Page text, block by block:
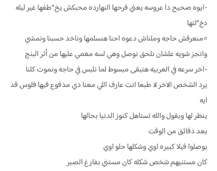
-ايوه صحيح دا عروسه يعني فرحها النهارده محبكش يخ*طفها غير ليله
دخ*لتها
=منعرفش حاجه وملناش دعوه احنا هنسلمها وناخد حسبنا ونمشي
وانجز شويه علشان نلحق نوصل وهي لسه مغمي عليها من أثر البنج
-اخر سرعه في العربيه هتبقى مبسوط لما نلبس في حاجه ونموت كلنا
يرد الشخص الاخر لا طبعا انت عارف اللي معنا دي مدفوع فيها فلوس قد
ايه
ينظر لها ويقول والله تستاهل كنوز الدنيا بحالها
بعد دقائق من الوقت
يوصلوا فيلا كبيره اوي وشكلها حلو اوي
كان مستنيهم شخص شكله كان مستني بفارغ الصبر